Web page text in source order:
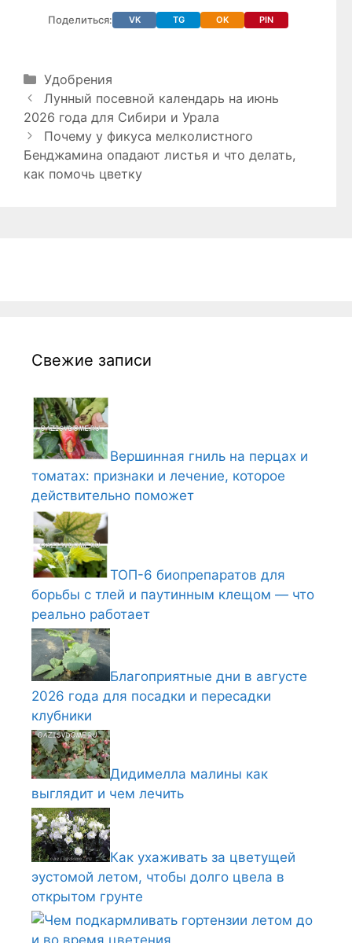
Поделиться: VK TG OK PIN
Рубрики
Удобрения
Лунный посевной календарь на июнь
2026 года для Сибири и Урала
Почему у фикуса мелколистного
Бенджамина опадают листья и что делать,
как помочь цветку
Свежие записи
Вершинная гниль на перцах и
томатах: признаки и лечение, которое
действительно поможет
ТОП-6 биопрепаратов для
борьбы с тлей и паутинным клещом — что
реально работает
Благоприятные дни в августе
2026 года для посадки и пересадки
клубники
Дидимелла малины как
выглядит и чем лечить
Как ухаживать за цветущей
эустомой летом, чтобы долго цвела в
открытом грунте